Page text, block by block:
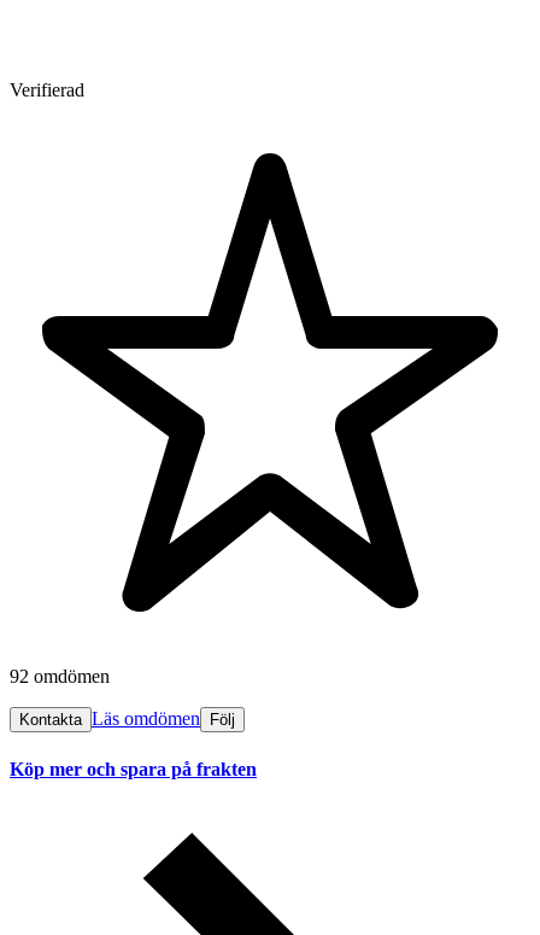
Verifierad
92 omdömen
Kontakta Läs omdömen Följ
Köp mer och spara på frakten